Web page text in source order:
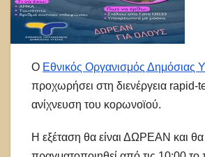
Ο Εθνικός Οργανισμός Δημόσιας
προχωρήσει στη διενέργεια rapid-
ανίχνευση του κορωνοϊού.
Η εξέταση θα είναι ΔΩΡΕΑΝ και θα